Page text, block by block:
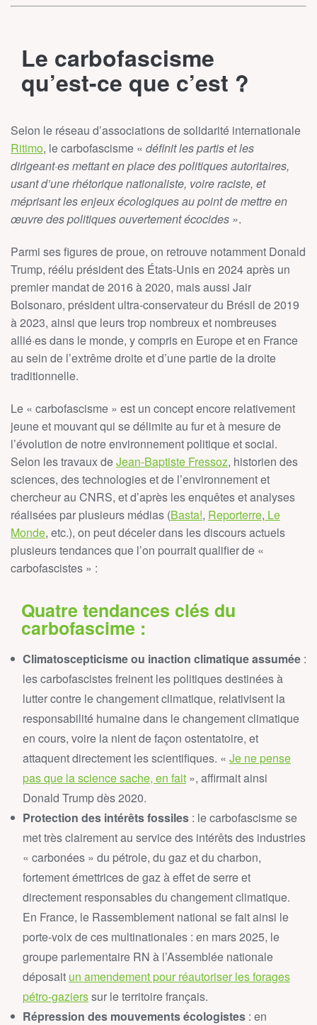
Le carbofascisme
qu’est-ce que c’est ?
Selon le réseau d’associations de solidarité internationale
Ritimo, le carbofascisme « définit les partis et les
dirigeant·es mettant en place des politiques autoritaires,
usant d’une rhétorique nationaliste, voire raciste, et
méprisant les enjeux écologiques au point de mettre en
œuvre des politiques ouvertement écocides ».
Parmi ses figures de proue, on retrouve notamment Donald
Trump, réélu président des États-Unis en 2024 après un
premier mandat de 2016 à 2020, mais aussi Jair
Bolsonaro, président ultra-conservateur du Brésil de 2019
à 2023, ainsi que leurs trop nombreux et nombreuses
allié·es dans le monde, y compris en Europe et en France
au sein de l’extrême droite et d’une partie de la droite
traditionnelle.
Le « carbofascisme » est un concept encore relativement
jeune et mouvant qui se délimite au fur et à mesure de
l’évolution de notre environnement politique et social.
Selon les travaux deJean-Baptiste Fressoz, historien des
sciences, des technologies et de l’environnement et
chercheur au CNRS, et d’après les enquêtes et analyses
réalisées par plusieurs médias (Basta!, Reporterre, Le
Monde, etc.), on peut déceler dans les discours actuels
plusieurs tendances que l’on pourrait qualifier de «
carbofascistes » :
Quatre tendances clés du
carbofascime :
Climatoscepticisme ou inaction climatique assumée :
les carbofascistes freinent les politiques destinées à
lutter contre le changement climatique, relativisent la
responsabilité humaine dans le changement climatique
en cours, voire la nient de façon ostentatoire, et
attaquent directement les scientifiques. « Je ne pense
pas que la science sache, en fait », affirmait ainsi
Donald Trump dès 2020.
Protection des intérêts fossiles : le carbofascisme se
met très clairement au service des intérêts des industries
« carbonées » du pétrole, du gaz et du charbon,
fortement émettrices de gaz à effet de serre et
directement responsables du changement climatique.
En France, le Rassemblement national se fait ainsi le
porte-voix de ces multinationales : en mars 2025, le
groupe parlementaire RN à l’Assemblée nationale
déposait un amendement pour réautoriser les forages
pétro-gazierssur le territoire français.
Répression des mouvements écologistes : en